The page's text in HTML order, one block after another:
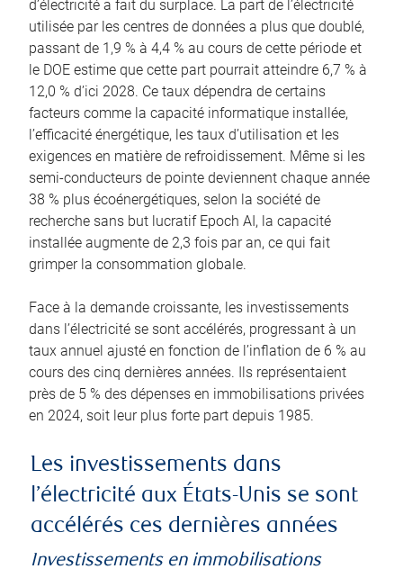
d’électricité a fait du surplace. La part de l’électricité
utilisée par les centres de données a plus que doublé,
passant de 1,9 % à 4,4 % au cours de cette période et
le DOE estime que cette part pourrait atteindre 6,7 % à
12,0 % d’ici 2028. Ce taux dépendra de certains
facteurs comme la capacité informatique installée,
l’efficacité énergétique, les taux d’utilisation et les
exigences en matière de refroidissement. Même si les
semi-conducteurs de pointe deviennent chaque année
38 % plus écoénergétiques, selon la société de
recherche sans but lucratif Epoch AI, la capacité
installée augmente de 2,3 fois par an, ce qui fait
grimper la consommation globale.
Face à la demande croissante, les investissements
dans l’électricité se sont accélérés, progressant à un
taux annuel ajusté en fonction de l’inflation de 6 % au
cours des cinq dernières années. Ils représentaient
près de 5 % des dépenses en immobilisations privées
en 2024, soit leur plus forte part depuis 1985.
Les investissements dans
l’électricité aux États-Unis se sont
accélérés ces dernières années
Investissements en immobilisations